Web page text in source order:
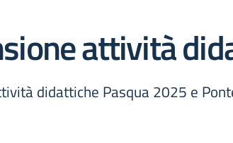
attività
didattiche Pasqua 2025 e